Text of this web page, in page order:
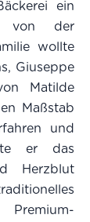
ein
von der
wollte
Giuseppe
Matilde
Maßstab
und
er das
Herzblut
Premium-